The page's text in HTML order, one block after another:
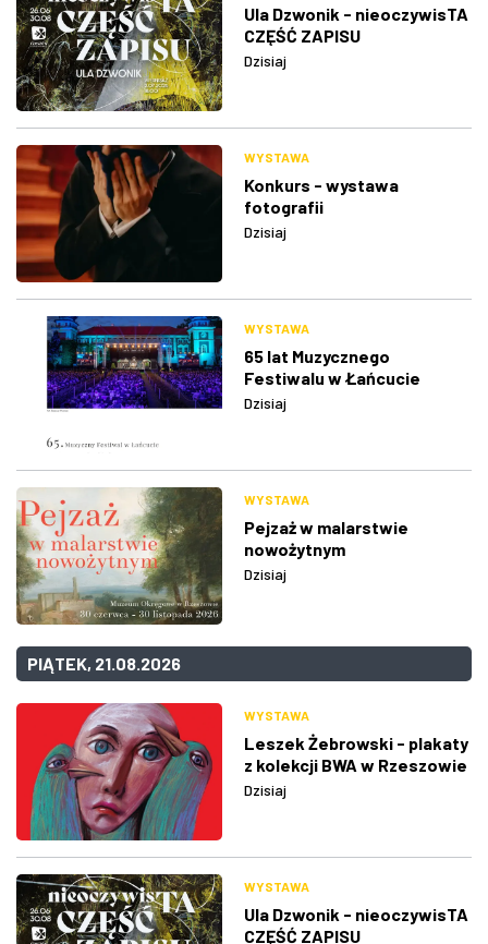
Ula Dzwonik - nieoczywisTA
CZĘŚĆ ZAPISU
Dzisiaj
WYSTAWA
Konkurs - wystawa
fotografii
Dzisiaj
WYSTAWA
65 lat Muzycznego
Festiwalu w Łańcucie
Dzisiaj
WYSTAWA
Pejzaż w malarstwie
nowożytnym
Dzisiaj
PIĄTEK, 21.08.2026
WYSTAWA
Leszek Żebrowski - plakaty
z kolekcji BWA w Rzeszowie
Dzisiaj
WYSTAWA
Ula Dzwonik - nieoczywisTA
CZĘŚĆ ZAPISU